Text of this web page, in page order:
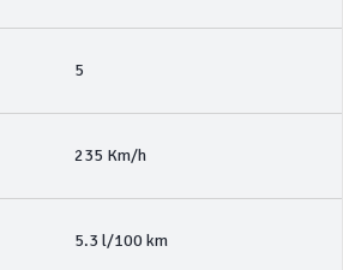
5
235 Km/h
5.3 l/100 km